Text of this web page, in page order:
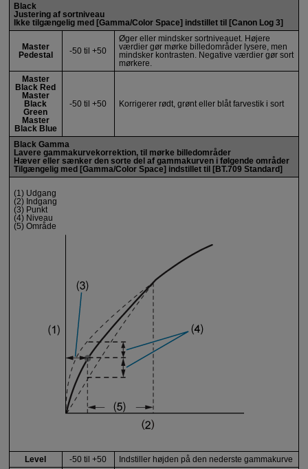
Black
Justering af sortniveau
Ikke tilgængelig med [Gamma/Color Space] indstillet til [Canon Log 3]
Master
Pedestal
-50 til +50
Øger eller mindsker sortniveauet. Højere
værdier gør mørke billedområder lysere, men
mindsker kontrasten. Negative værdier gør sort
mørkere.
Master
Black Red
Master
Black
Green
Master
Black Blue
-50 til +50 Korrigerer rødt, grønt eller blåt farvestik i sort
Black Gamma
Lavere gammakurvekorrektion, til mørke billedområder
Hæver eller sænker den sorte del af gammakurven i følgende områder
Tilgængelig med [Gamma/Color Space] indstillet til [BT.709 Standard]
(1) Udgang
(2) Indgang
(3) Punkt
(4) Niveau
(5) Område
Level -50 til +50 Indstiller højden på den nederste gammakurve